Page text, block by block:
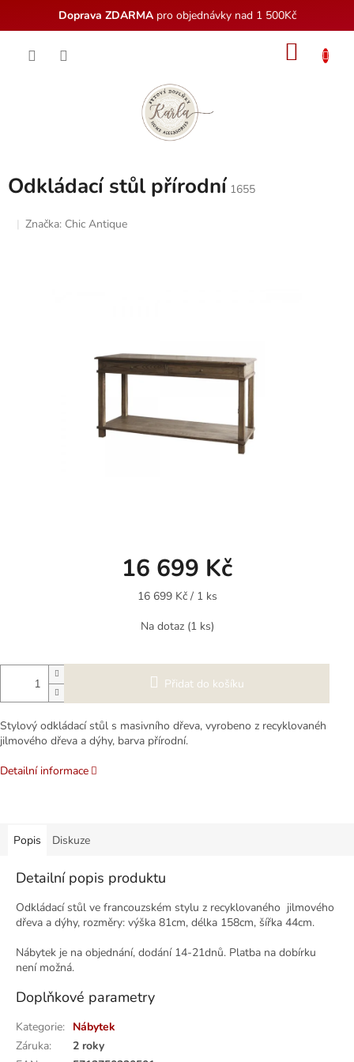
Doprava ZDARMApro objednávky nad 1 500Kč
Odkládací stůl přírodní 1655
Značka: Chic Antique
16 699 Kč
Měrná
16 699 Kč / 1 ks
Na dotaz (1 ks)
Přidat do košíku
Stylový odkládací stůl s masivního dřeva, vyrobeno z recyklovanéh
jilmového dřeva a dýhy, barva přírodní.
Detailní informace
Popis Diskuze
Detailní popis produktu
Odkládací stůl ve francouzském stylu z recyklovaného jilmového
dřeva a dýhy, rozměry: výška 81cm, délka 158cm, šířka 44cm.
Nábytek je na objednání, dodání 14-21dnů. Platba na dobírku
není možná.
Doplňkové parametry
Kategorie: Nábytek
Záruka:
2 roky